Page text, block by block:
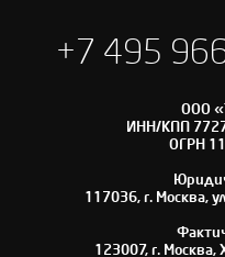
+7 495
ООО
ИНН/КПП
ОГРН
117036, г. Москва,
123007, г. Москва,